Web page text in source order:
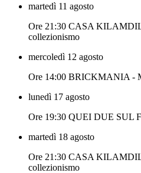
martedì 11 agosto
Ore 21:30 CASA
collezionismo
mercoledì 12 agosto
Ore 14:00 BRICKMANIA -
lunedì 17 agosto
Ore 19:30 QUEI DUE SUL
martedì 18 agosto
Ore 21:30 CASA
collezionismo